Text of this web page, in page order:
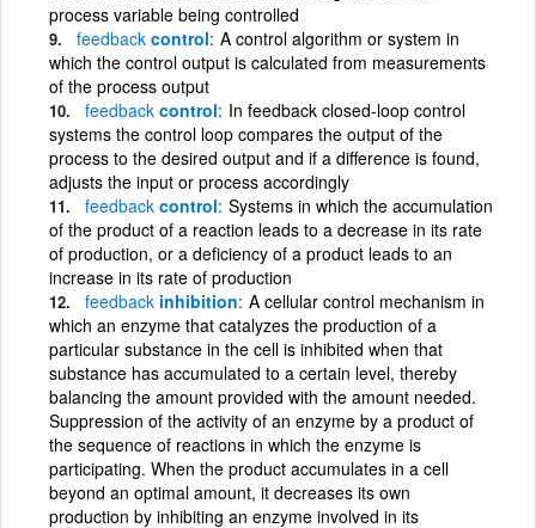
process variable being controlled
feedback control A control algorithm or system in
which the control output is calculated from measurements
of the process output
feedback control In feedback closed-loop control
systems the control loop compares the output of the
process to the desired output and if a difference is found,
adjusts the input or process accordingly
feedback control Systems in which the accumulation
of the product of a reaction leads to a decrease in its rate
of production, or a deficiency of a product leads to an
increase in its rate of production
feedback inhibition A cellular control mechanism in
which an enzyme that catalyzes the production of a
particular substance in the cell is inhibited when that
substance has accumulated to a certain level, thereby
balancing the amount provided with the amount needed.
Suppression of the activity of an enzyme by a product of
the sequence of reactions in which the enzyme is
participating. When the product accumulates in a cell
beyond an optimal amount, it decreases its own
production by inhibiting an enzyme involved in its